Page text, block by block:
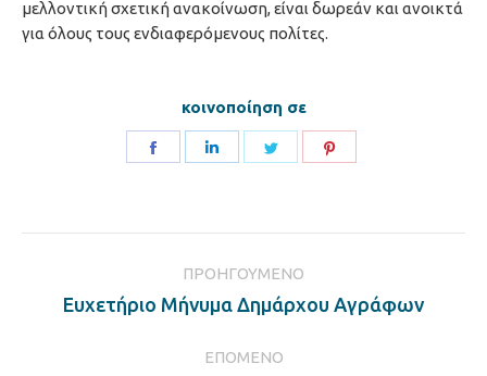
μελλοντική σχετική ανακοίνωση, είναι δωρεάν και ανοικτά
για όλους τους ενδιαφερόμενους πολίτες.
κοινοποίηση σε
Share
ΠΡΟΗΓΟΎΜΕΝΟ
Previous
Ευχετήριο Μήνυμα Δημάρχου Αγράφων
ΕΠΌΜΕΝΟ